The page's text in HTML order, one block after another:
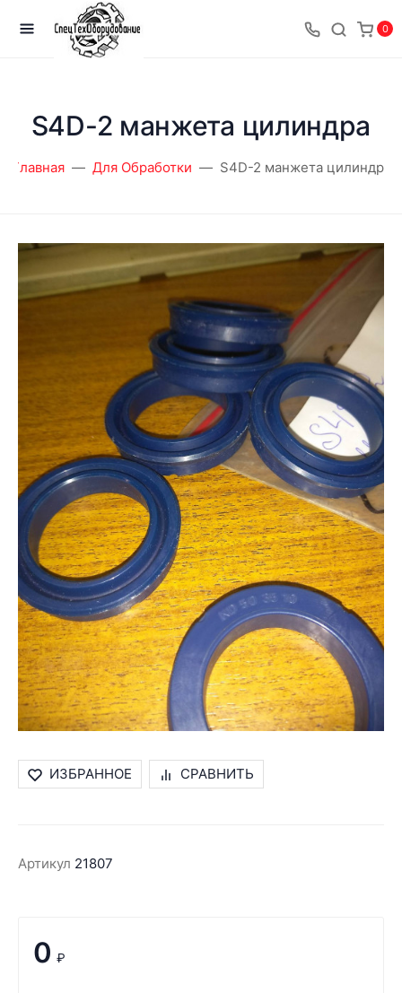
0
S4D-2 манжета цилиндра
Главная Для Обработки S4D-2 манжета цилиндра
ИЗБРАННОЕ СРАВНИТЬ
Артикул 21807
0 ₽